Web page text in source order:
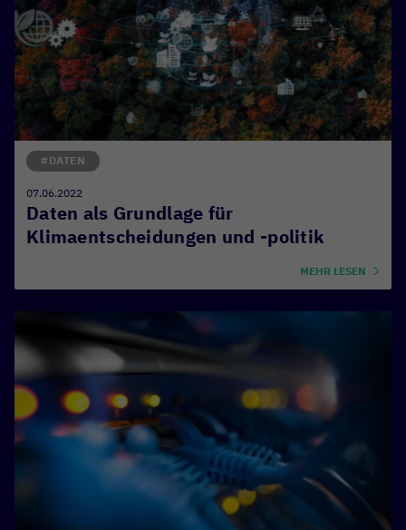
Daten als Grundlage für
Klimaentscheidungen und -politik
#DATEN
07.06.2022
MEHR LESEN